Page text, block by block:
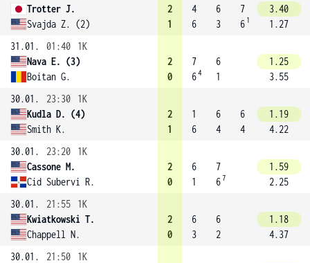
Trotter J.
Svajda Z. (2)
2
1
4
6
6
3
7
6 1
3.40
1.27
31.01.
01:40
1K
Nava E. (3)
Boitan G.
2
0
7
64
6
1
1.25
3.55
30.01.
23:30
1K
Kudla D. (4)
Smith K.
2
1
1
6
6
4
6
4
1.19
4.22
30.01.
23:20
1K
Cassone M.
Cid Subervi R.
2
0
6
1
7
67
1.59
2.25
30.01.
21:55
1K
Kwiatkowski T.
Chappell N.
2
0
6
3
6
2
1.18
4.37
30.01.
21:50
1K